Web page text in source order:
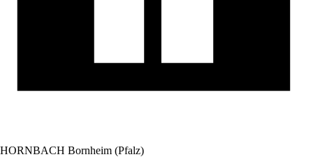
HORNBACH Bornheim (Pfalz)